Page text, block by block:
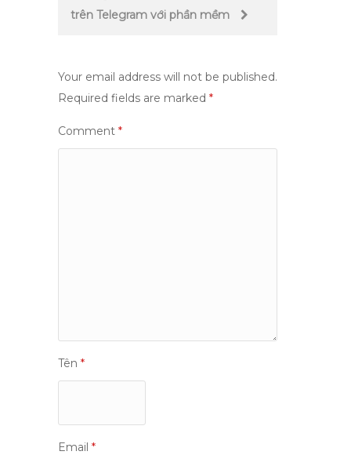
trên Telegram với phần mềm
Your email address will not be published.
Required fields are marked *
Comment *
Tên *
Email *